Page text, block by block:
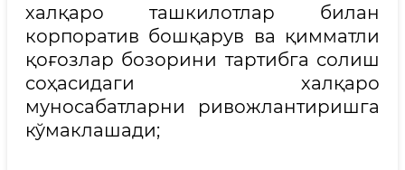
халқаро ташкилотлар билан
корпоратив бошқарув ва қимматли
қоғозлар бозорини тартибга солиш
соҳасидаги халқаро
муносабатларни ривожлантиришга
кўмаклашади;